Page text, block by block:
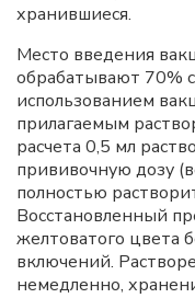
хранившиеся.
Место введения
обрабатывают 70%
использованием
прилагаемым
расчета 0,5 мл
прививочную дозу
полностью
Восстановленный
желтоватого цвета
включений.
немедленно,